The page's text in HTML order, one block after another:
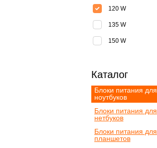
120 W
135 W
150 W
Каталог
Блоки питания для
ноутбуков
Блоки питания для
нетбуков
Блоки питания для
планшетов